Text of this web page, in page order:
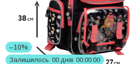
–10%
Залишилось 00 днів 00 00 00